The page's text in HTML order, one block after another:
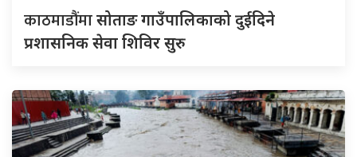
काठमाडौंमासोताङ गाउँपालिकाको दुईदिने
प्रशासनिक सेवा शिविर सुरु